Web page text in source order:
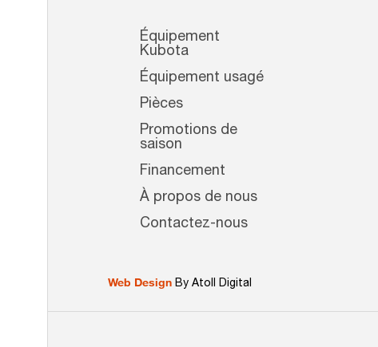
Équipement
Kubota
Équipement usagé
Pièces
Promotions de
saison
Financement
À propos de nous
Contactez-nous
Web Design By Atoll Digital